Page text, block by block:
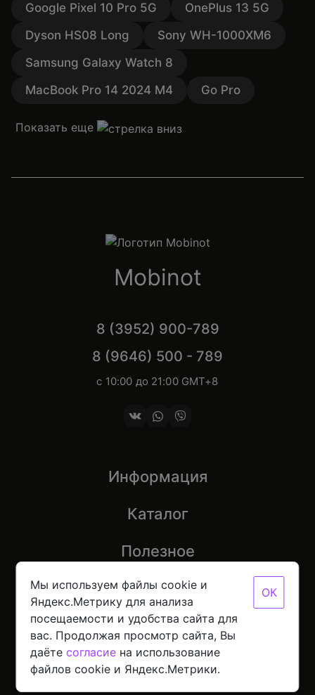
Мы используем файлы cookie и
Яндекс.Метрику для анализа
посещаемости и удобства сайта для
вас. Продолжая просмотр сайта, Вы
даётесогласие на использование
файлов cookie и Яндекс.Метрики.
ОК
Google Pixel 10 Pro 5G
OnePlus 13 5G
Dyson HS08 Long
Sony WH-1000XM6
Samsung Galaxy Watch 8
MacBook Pro 14 2024 M4
Go Pro
Показать еще
Mobinot
8 (3952) 900-789
8 (9646) 500 - 789
с 10:00 до 21:00 GMT+8
Информация
Каталог
Полезное
© 2026 Mobinot — Магазин низких цен на всю
цифровую технику
Политика конфиденциальности данных
Разработано св NORDER